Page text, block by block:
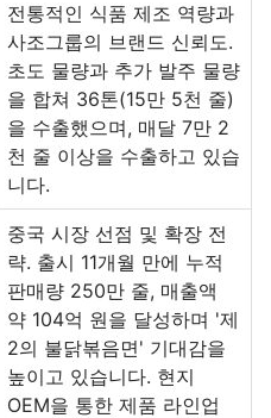
전통적인 식품 제조 역량과
사조그룹의 브랜드 신뢰도.
초도 물량과 추가 발주 물량
을 합쳐 36톤(15만 5천 줄)
을 수출했으며, 매달 7만 2
천 줄 이상을 수출하고 있습
니다.
중국 시장 선점 및 확장 전
략. 출시 11개월 만에 누적
판매량 250만 줄, 매출액
약 104억 원을 달성하며 '제
2의 불닭볶음면' 기대감을
높이고 있습니다. 현지
OEM을 통한 제품 라인업